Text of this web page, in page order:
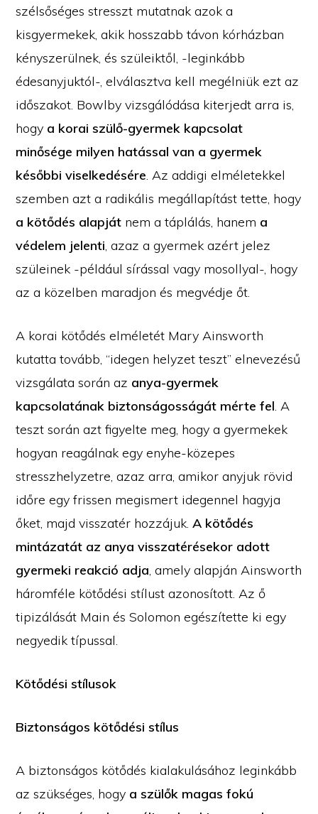
szélsőséges stresszt mutatnak azok a
kisgyermekek, akik hosszabb távon kórházban
kényszerülnek, és szüleiktől, -leginkább
édesanyjuktól-, elválasztva kell megélniük ezt az
időszakot. Bowlby vizsgálódása kiterjedt arra is,
hogy a korai szülő-gyermek kapcsolat
minősége milyen hatással van a gyermek
későbbi viselkedésére. Az addigi elméletekkel
szemben azt a radikális megállapítást tette, hogy
a kötődés alapját nem a táplálás, hanem a
védelem jelenti, azaz a gyermek azért jelez
szüleinek -például sírással vagy mosollyal-, hogy
az a közelben maradjon és megvédje őt.
A korai kötődés elméletét Mary Ainsworth
kutatta tovább, “idegen helyzet teszt” elnevezésű
vizsgálata során az anya-gyermek
kapcsolatának biztonságosságát mérte fel. A
teszt során azt figyelte meg, hogy a gyermekek
hogyan reagálnak egy enyhe-közepes
stresszhelyzetre, azaz arra, amikor anyjuk rövid
időre egy frissen megismert idegennel hagyja
őket, majd visszatér hozzájuk.A kötődés
mintázatát az anya visszatérésekor adott
gyermeki reakció adja, amely alapján Ainsworth
háromféle kötődési stílust azonosított. Az ő
tipizálását Main és Solomon egészítette ki egy
negyedik típussal.
Kötődési stílusok
Biztonságos kötődési stílus
A biztonságos kötődés kialakulásához leginkább
az szükséges, hogy a szülők magas fokú